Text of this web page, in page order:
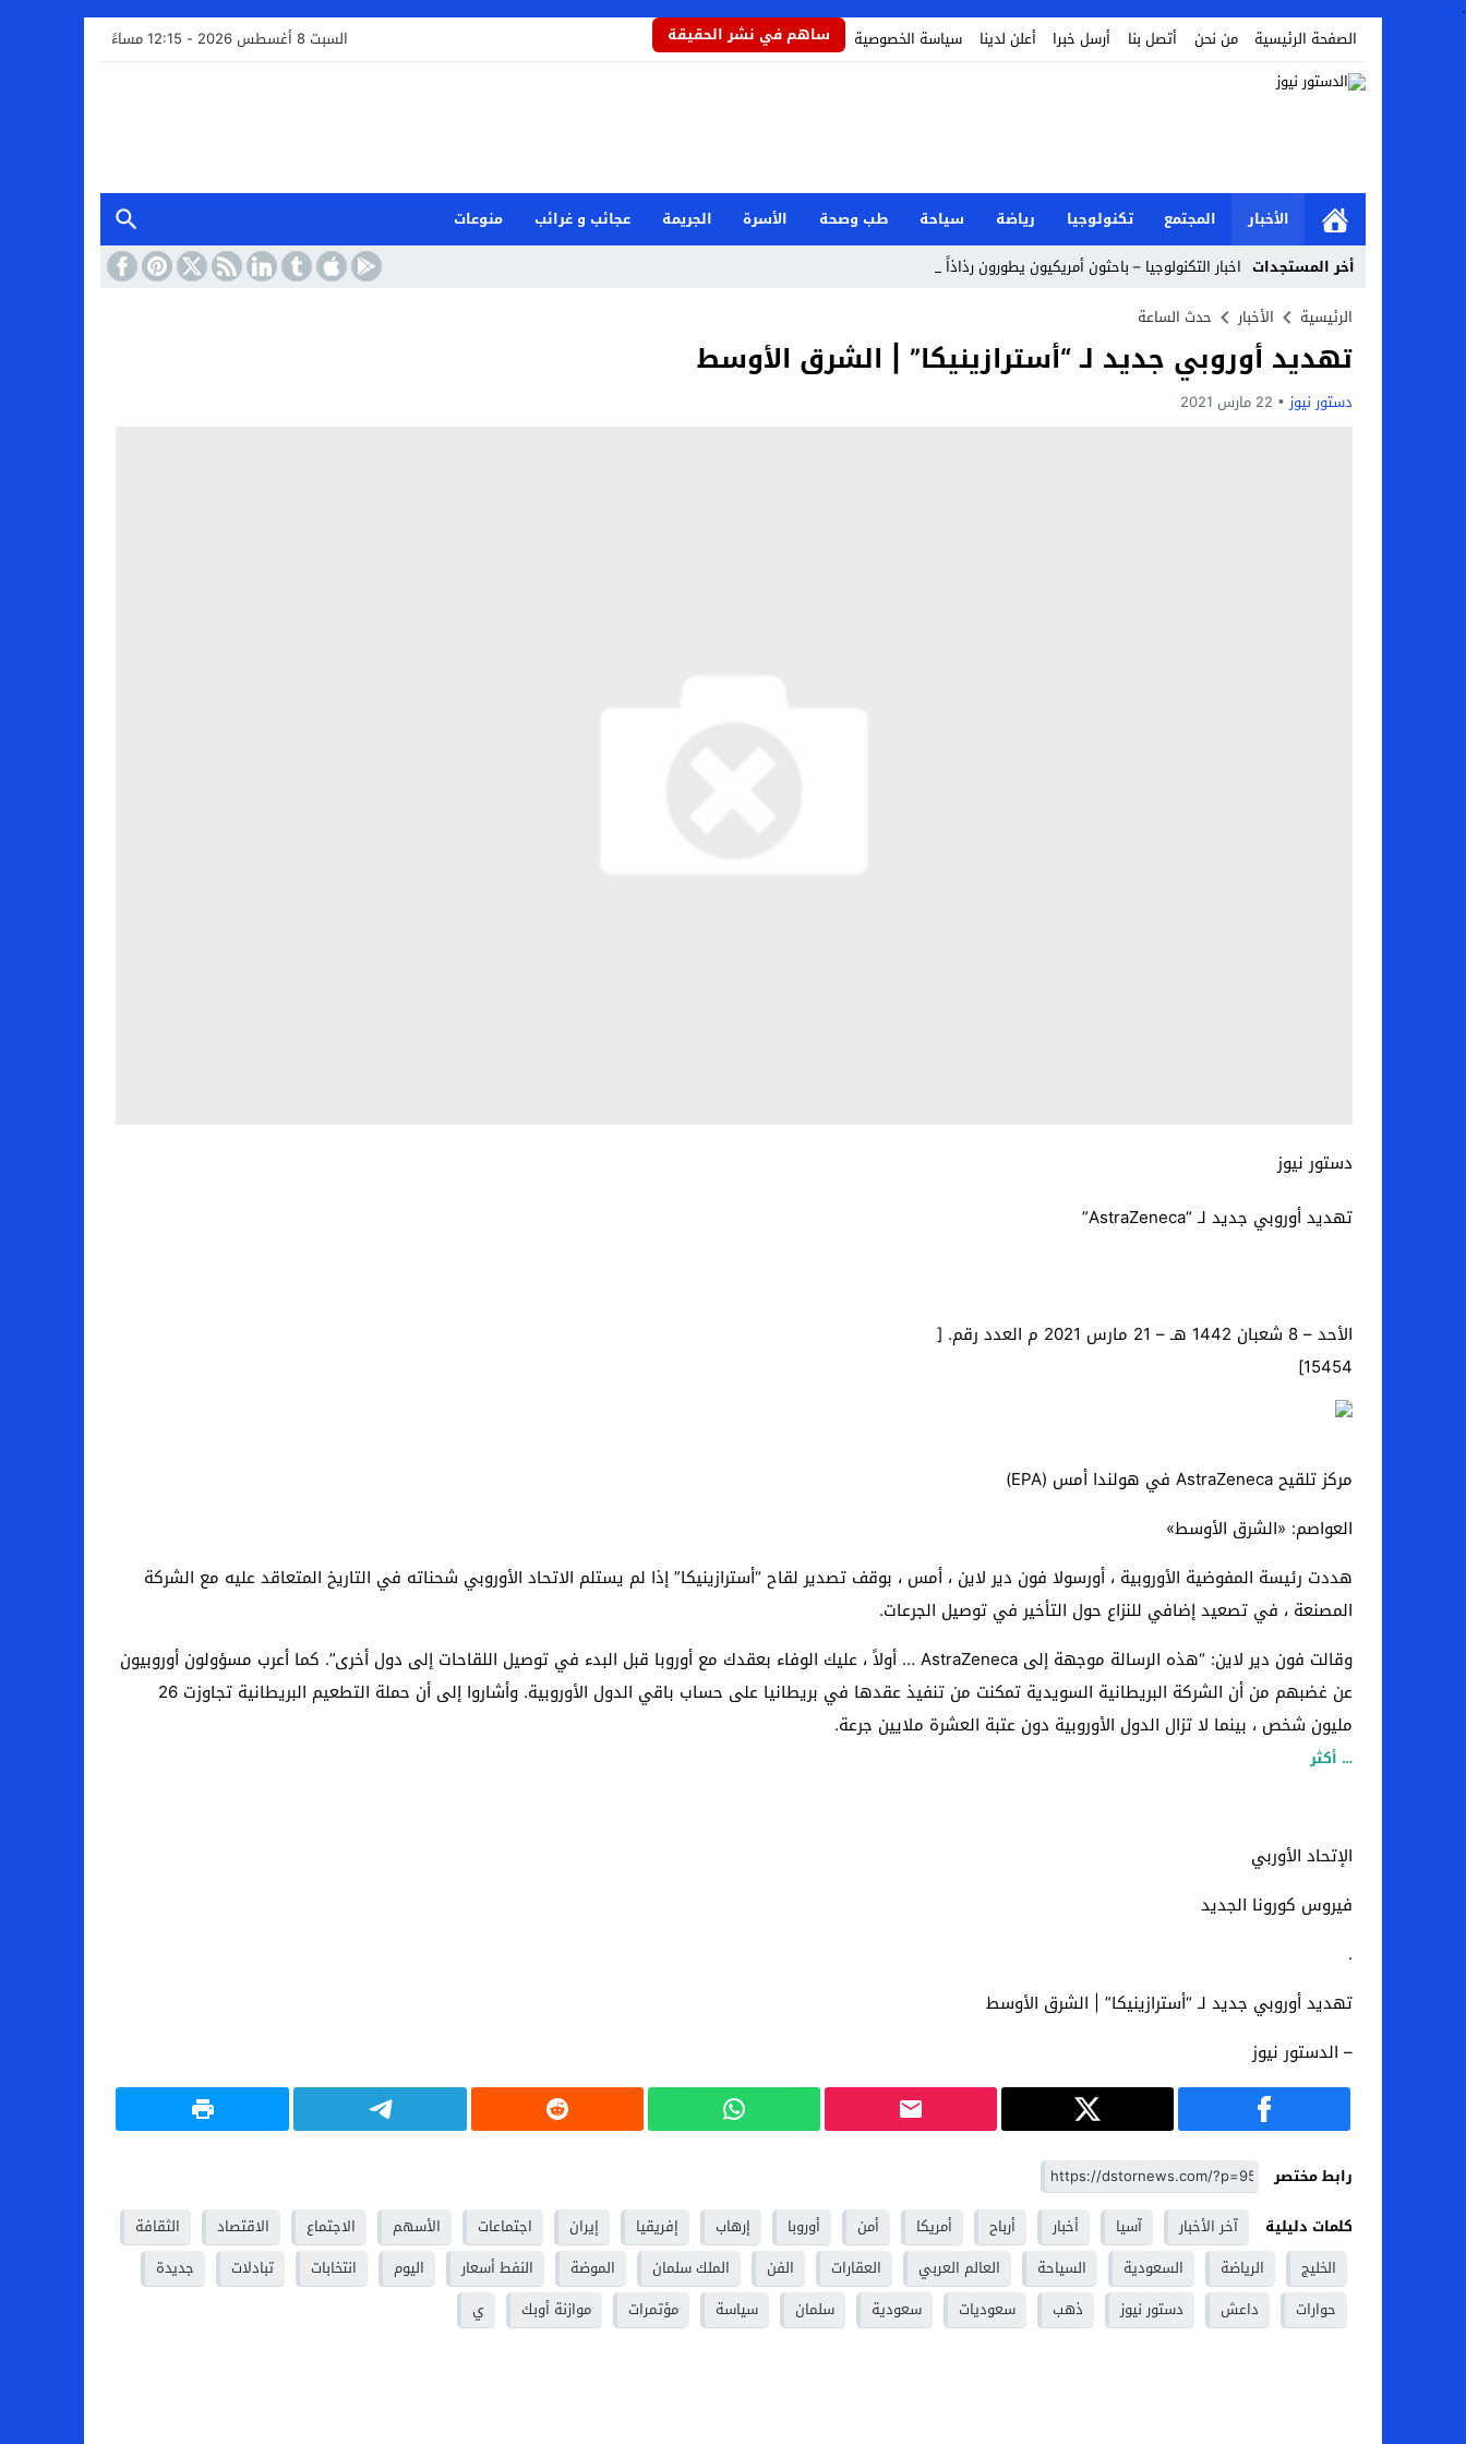
.
الصفحة الرئيسية
من نحن أتصل بنا أرسل خبرا أعلن لدينا سياسة الخصوصية ساهم في نشر الحقيقة السبت 8 أغسطس 2026 - 12:15 مساءً
الأخبار المجتمع تكنولوجيا رياضة سياحة طب وصحة الأسرة الجريمة عجائب و غرائب
منوعات
أخر المستجدات اخبار التكنولوجيا – باحثون أمريكيون يطورون رذاذاً يحمي _
Stop
Previous
Next
الرئيسية الأخبار حدث الساعة
تهديد أوروبي جديد لـ “أسترازينيكا” | الشرق الأوسط
دستور نيوز 22 مارس 2021
دستور نيوز
تهديد أوروبي جديد لـ “AstraZeneca”
الأحد – 8 شعبان 1442 هـ – 21 مارس 2021 م العدد رقم. [
15454]
مركز تلقيح AstraZeneca في هولندا أمس (EPA)
العواصم: «الشرق الأوسط»
هددت رئيسة المفوضية الأوروبية ، أورسولا فون دير لاين ، أمس ، بوقف تصدير لقاح “أسترازينيكا” إذا لم يستلم الاتحاد الأوروبي شحناته في التاريخ المتعاقد عليه مع الشركة
المصنعة ، في تصعيد إضافي للنزاع حول التأخير في توصيل الجرعات.
وقالت فون دير لاين: “هذه الرسالة موجهة إلى AstraZeneca … أولاً ، عليك الوفاء بعقدك مع أوروبا قبل البدء في توصيل اللقاحات إلى دول أخرى”. كما أعرب مسؤولون أوروبيون
عن غضبهم من أن الشركة البريطانية السويدية تمكنت من تنفيذ عقدها في بريطانيا على حساب باقي الدول الأوروبية. وأشاروا إلى أن حملة التطعيم البريطانية تجاوزت 26
مليون شخص ، بينما لا تزال الدول الأوروبية دون عتبة العشرة ملايين جرعة.
… أكثر
الإتحاد الأوربي
فيروس كورونا الجديد
.
تهديد أوروبي جديد لـ “أسترازينيكا” | الشرق الأوسط
– الدستور نيوز
رابط مختصر
كلمات دليلية
آخر الأخبار آسيا أخبار أرباح أمريكا أمن أوروبا إرهاب إفريقيا إيران اجتماعات الأسهم الاجتماع الاقتصاد
الثقافة
الخليج
الرياضة السعودية السياحة العالم العربي العقارات الفن الملك سلمان الموضة النفط أسعار اليوم انتخابات تبادلات
جديدة
حوارات
داعش دستور نيوز ذهب سعوديات سعودية سلمان سياسة مؤتمرات موازنة أوبك ي